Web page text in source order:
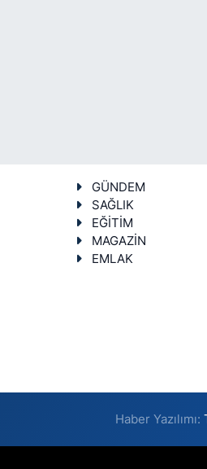
GÜNDEM
SAĞLIK
EĞİTİM
MAGAZİN
EMLAK
Haber Yazılımı: